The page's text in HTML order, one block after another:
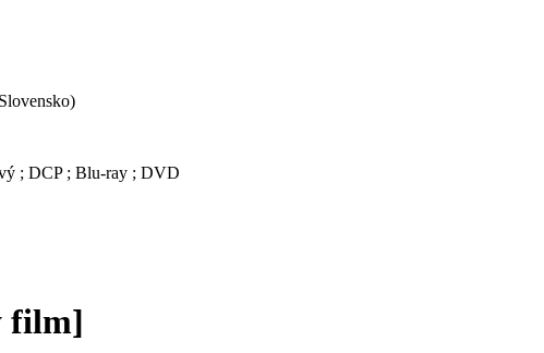
; DCP ; Blu-ray ; DVD
film]